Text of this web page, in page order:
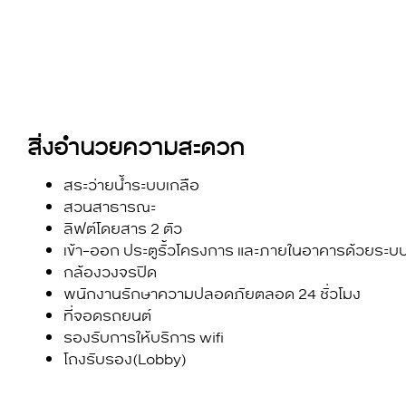
สิ่งอำนวยความสะดวก
สระว่ายน้ำระบบเกลือ
สวนสาธารณะ
ลิฟต์โดยสาร 2 ตัว
เข้า-ออก ประตูรั้วโครงการ และภายในอาคารด้วยระ
กล้องวงจรปิด
พนักงานรักษาความปลอดภัยตลอด 24 ชั่วโมง
ที่จอดรถยนต์
รองรับการให้บริการ wifi
โถงรับรอง(Lobby)